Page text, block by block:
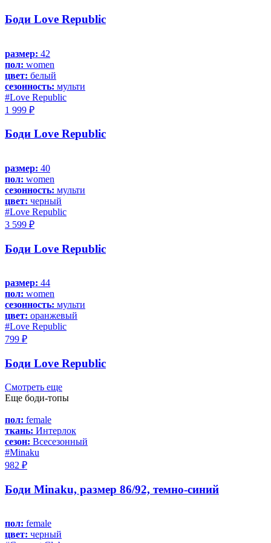
Боди Love Republic
размер: 42
пол: women
цвет: белый
сезонность: мульти
#Love Republic
1 999 ₽
Боди Love Republic
размер: 40
пол: women
сезонность: мульти
цвет: черный
#Love Republic
3 599 ₽
Боди Love Republic
размер: 44
пол: women
сезонность: мульти
цвет: оранжевый
#Love Republic
799 ₽
Боди Love Republic
Смотреть еще
Еще боди-топы
пол: female
ткань: Интерлок
сезон: Всесезонный
#Minaku
982 ₽
Боди Minaku, размер 86/92, темно-синий
пол: female
цвет: черный